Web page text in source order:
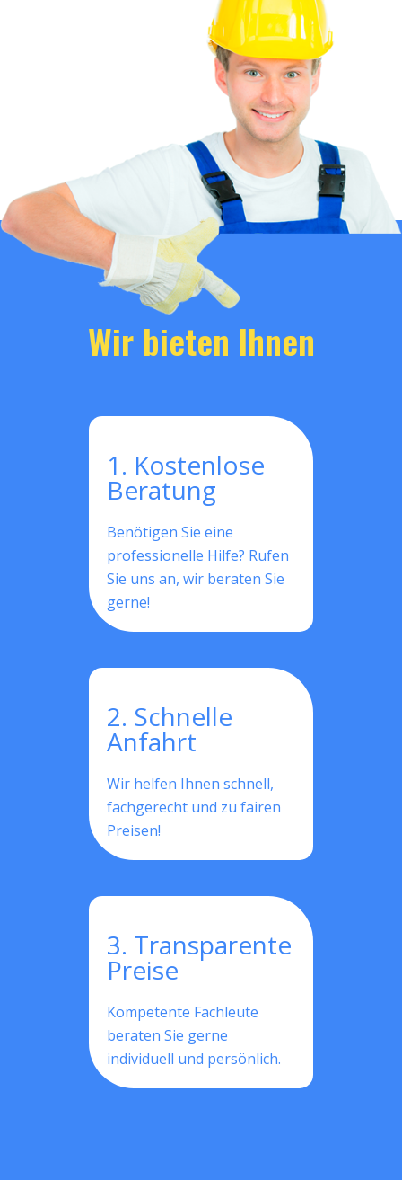
Wir bieten Ihnen
1. Kostenlose
Beratung
Benötigen Sie eine
professionelle Hilfe? Rufen
Sie uns an, wir beraten Sie
gerne!
2. Schnelle
Anfahrt
Wir helfen Ihnen schnell,
fachgerecht und zu fairen
Preisen!
3. Transparente
Preise
Kompetente Fachleute
beraten Sie gerne
individuell und persönlich.